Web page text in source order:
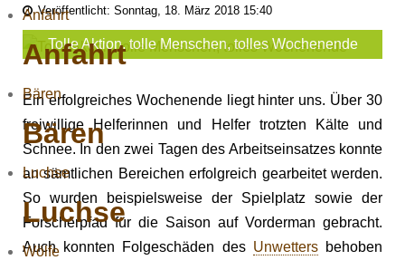
Anfahrt
Anfahrt
Bären
Bären
Luchse
Luchse
Wölfe
Veröffentlicht: Sonntag, 18. März 2018 15:40
Tolle Aktion, tolle Menschen, tolles Wochenende
Ein erfolgreiches Wochenende liegt hinter uns. Über 30
freiwillige Helferinnen und Helfer trotzten Kälte und
Schnee. In den zwei Tagen des Arbeitseinsatzes konnte
an sämtlichen Bereichen erfolgreich gearbeitet werden.
So wurden beispielsweise der Spielplatz sowie der
Forscherpfad für die Saison auf Vorderman gebracht.
Auch konnten Folgeschäden des Unwettersbehoben